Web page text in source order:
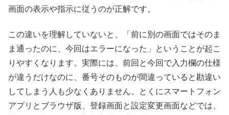
画面の表示や指示に従うのが正解です。
この違いを理解していないと、「前に別の画面ではそのま
ま通ったのに、今回はエラーになった」ということが起こ
りやすくなります。実際には、前回と今回で入力欄の仕様
が違うだけなのに、番号そのものが間違っていると勘違い
してしまう人も少なくありません。とくにスマートフォン
アプリとブラウザ版、登録画面と設定変更画面などでは、